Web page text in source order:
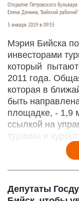
Открытие Петровского бульвара
Елена Демина, "Бийский рабочий"
5 января 2019 в 09:55
Мэрия Бийска
инвесторами
который
2011 года.
которая в
быть
площадке, - 1,9
ссылкой на
туризма и
Депутаты